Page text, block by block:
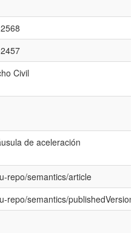
Civil
de aceleración
repo/semantics/article
repo/semantics/publishedVersion